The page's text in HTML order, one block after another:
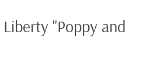
"Poppy and